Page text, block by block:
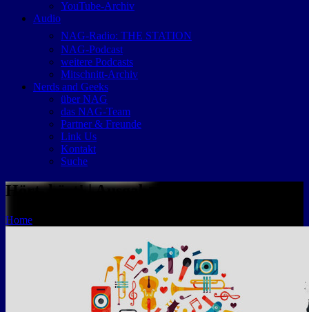
YouTube-Archiv
Audio
NAG-Radio: THE STATION
NAG-Podcast
weitere Podcasts
Mitschnitt-Archiv
Nerds and Geeks
über NAG
das NAG-Team
Partner & Freunde
Link Us
Kontakt
Suche
Hört, hört! | Ausgabe #62
Home